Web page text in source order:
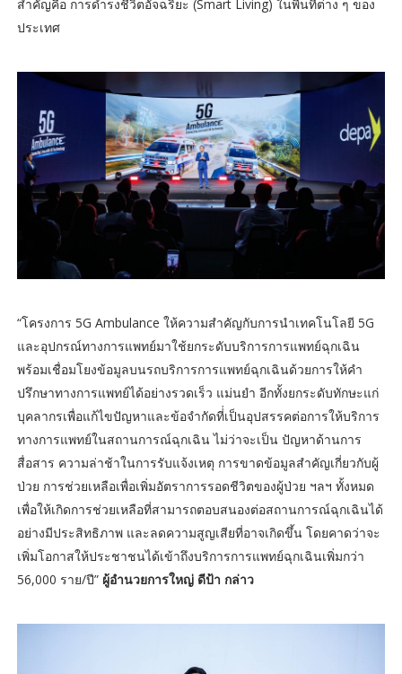
สำคัญคือ การดำรงชีวิตอัจฉริยะ (Smart Living) ในพื้นที่ต่าง ๆ ของ
ประเทศ
“โครงการ 5G Ambulance ให้ความสำคัญกับการนำเทคโนโลยี 5G
และอุปกรณ์ทางการแพทย์มาใช้ยกระดับบริการการแพทย์ฉุกเฉิน
พร้อมเชื่อมโยงข้อมูลบนรถบริการการแพทย์ฉุกเฉินด้วยการให้คำ
ปรึกษาทางการแพทย์ได้อย่างรวดเร็ว แม่นยำ อีกทั้งยกระดับทักษะแก่
บุคลากรเพื่อแก้ไขปัญหาและข้อจำกัดที่่เป็นอุปสรรคต่อการให้บริการ
ทางการแพทย์ในสถานการณ์ฉุกเฉิน ไม่ว่าจะเป็น ปัญหาด้านการ
สื่อสาร ความล่าช้าในการรับแจ้งเหตุ การขาดข้อมูลสำคัญเกี่ยวกับผู้
ป่วย การช่วยเหลือเพื่อเพิ่มอัตราการรอดชีวิตของผู้ป่วย ฯลฯ ทั้งหมด
เพื่อให้เกิดการช่วยเหลือที่สามารถตอบสนองต่อสถานการณ์ฉุกเฉินได้
อย่างมีประสิทธิภาพ และลดความสูญเสียที่อาจเกิดขึ้น โดยคาดว่าจะ
เพิ่มโอกาสให้ประชาชนได้เข้าถึงบริการการแพทย์ฉุกเฉินเพิ่มกว่า
56,000 ราย/ปี”ผู้อำนวยการใหญ่ ดีป้า กล่าว